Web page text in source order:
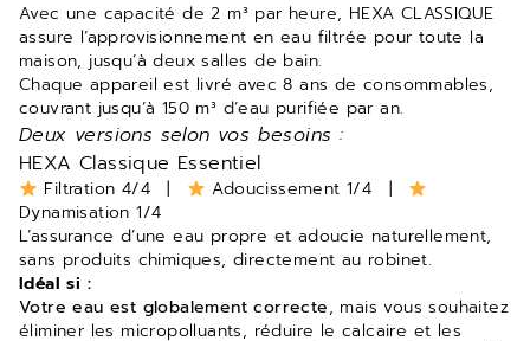
Avec une capacité de 2 m³ par heure, HEXA CLASSIQUE
assure l’approvisionnement en eau filtrée pour toute la
maison, jusqu’à deux salles de bain.
Chaque appareil est livré avec 8 ans de consommables,
couvrant jusqu’à 150 m³ d’eau purifiée par an.
Deux versions selon vos besoins :
HEXA Classique Essentiel
Filtration 4/4 |
Adoucissement 1/4 |
Dynamisation 1/4
L’assurance d’une eau propre et adoucie naturellement,
sans produits chimiques, directement au robinet.
Idéal si :
Votre eau est globalement correcte, mais vous souhaitez
éliminer les micropolluants, réduire le calcaire et les